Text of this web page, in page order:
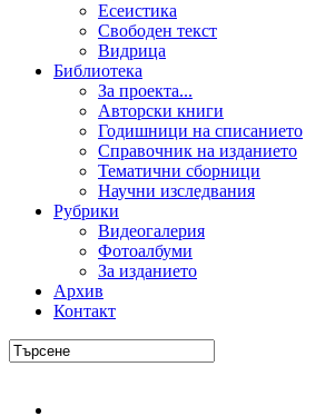
Есеистика
Свободен текст
Видрица
Библиотека
За проекта...
Авторски книги
Годишници на списанието
Справочник на изданието
Тематични сборници
Научни изследвания
Рубрики
Видеогалерия
Фотоалбуми
За изданието
Архив
Контакт